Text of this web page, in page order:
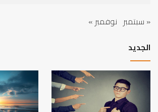
« سبتمبر نوفمبر »
الجديد